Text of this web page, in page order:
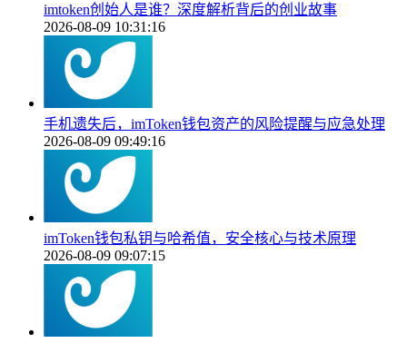
imtoken创始人是谁？深度解析背后的创业故事
2026-08-09 10:31:16
手机遗失后，imToken钱包资产的风险提醒与应急处理
2026-08-09 09:49:16
imToken钱包私钥与哈希值，安全核心与技术原理
2026-08-09 09:07:15